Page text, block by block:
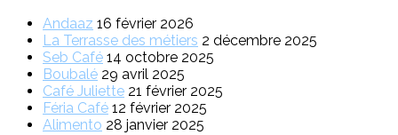
Andaaz 16 février 2026
La Terrasse des métiers 2 décembre 2025
Seb Café 14 octobre 2025
Boubalé 29 avril 2025
Café Juliette 21 février 2025
Féria Café 12 février 2025
Alimento 28 janvier 2025